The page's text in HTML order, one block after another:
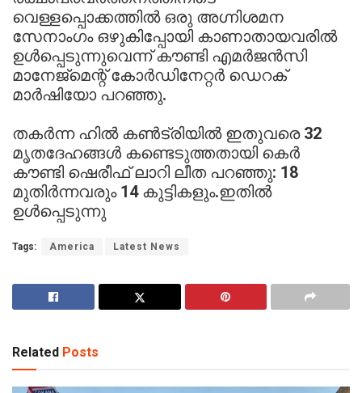
വെള്ളപ്പൊക്കത്തിൽ ഒരു അഗ്നിശമന
സേനാംഗം ഒഴുകിപ്പോയി കാണാതായവരിൽ
ഉൾപ്പെടുന്നുവെന്ന് കൗണ്ടി എമർജൻസി
മാനേജ്‌മെന്റ് കോർഡിനേറ്റർ ഡെറക്
മാർഷിയോ പറഞ്ഞു.
തകർന്ന ഹിൽ കൺട്രിയിൽ ഇതുവരെ 32
മൃതദേഹങ്ങൾ കണ്ടെടുത്തതായി കെർ
കൗണ്ടി ഷെരീഫ് ലാറി ലീത പറഞ്ഞു: 18
മുതിർന്നവരും 14 കുട്ടികളും.ഇതിൽ
ഉൾപ്പെടുന്നു
Tags: America Latest News
Related Posts